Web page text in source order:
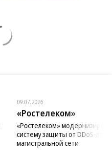
09.07.2026
«Ростелеком»
«Ростелеком»
систему защиты от DDoS-атак
магистральной сети